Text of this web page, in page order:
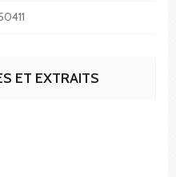
ET EXTRAITS